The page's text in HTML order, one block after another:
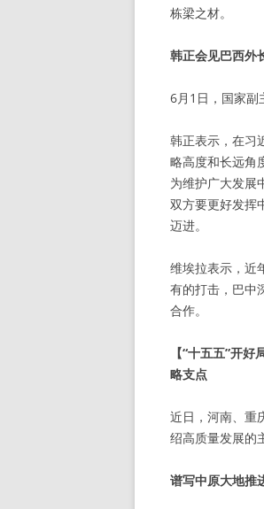
栋梁之材。
韩正会见巴西外
6月1日，国家副
韩正表示，在习
略高度和长远角
为维护广大发展
双方要更好发挥
迈进。
维埃拉表示，近
有的打击，巴中
合作。
【“十五五”开
略支点
近日，河南、重
绍高质量发展的
谱写中原大地推